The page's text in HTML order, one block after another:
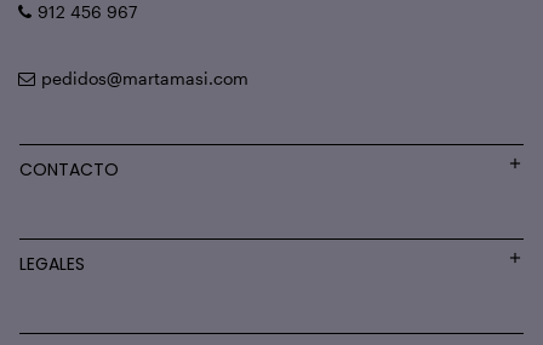
912 456 967
pedidos@martamasi.com
CONTACTO
LEGALES